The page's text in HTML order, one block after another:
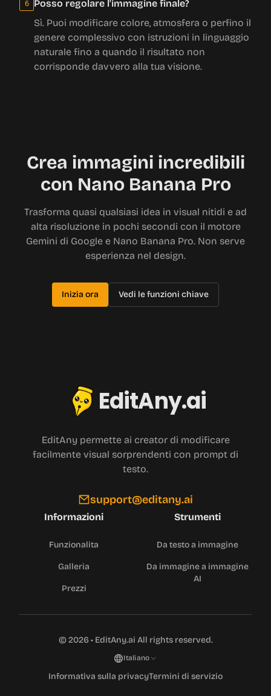
6
Posso regolare l'immagine finale?
Sì. Puoi modificare colore, atmosfera o perfino il
genere complessivo con istruzioni in linguaggio
naturale fino a quando il risultato non
corrisponde davvero alla tua visione.
Crea immagini incredibili
con Nano Banana Pro
Trasforma quasi qualsiasi idea in visual nitidi e ad
alta risoluzione in pochi secondi con il motore
Gemini di Google e Nano Banana Pro. Non serve
esperienza nel design.
Inizia ora Vedi le funzioni chiave
EditAny.ai
EditAny permette ai creator di modificare
facilmente visual sorprendenti con prompt di
testo.
support@editany.ai
Informazioni
Funzionalita
Galleria
Prezzi
Strumenti
Da testo a immagine
Da immagine a immagine
AI
©2026• EditAny.ai All rights reserved.
Italiano
Informativa sulla privacyTermini di servizio